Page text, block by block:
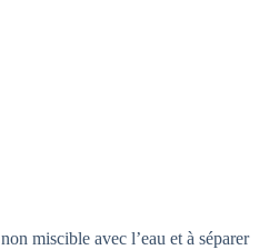
miscible avec l’eau et à séparer